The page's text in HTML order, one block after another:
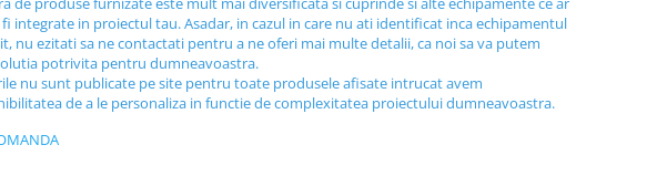
integrate in proiectul tau. Asadar, in cazul in care nu ati identificat inca echipamentul
nu ezitati sa ne contactati pentru a ne oferi mai multe detalii, ca noi sa va putem
potrivita pentru dumneavoastra.
nu sunt publicate pe site pentru toate produsele afisate intrucat avem
de a le personaliza in functie de complexitatea proiectului dumneavoastra.